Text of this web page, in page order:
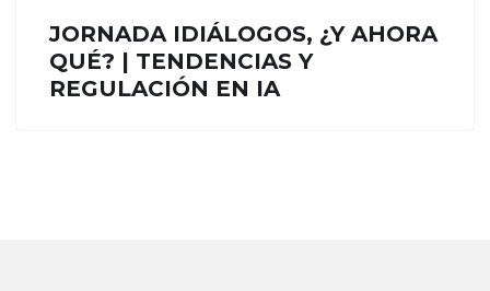
JORNADA IDIÁLOGOS, ¿Y AHORA
QUÉ? | TENDENCIAS Y
REGULACIÓN EN IA